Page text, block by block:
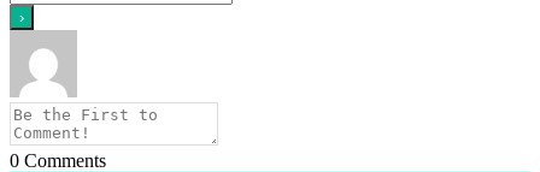
0 Comments